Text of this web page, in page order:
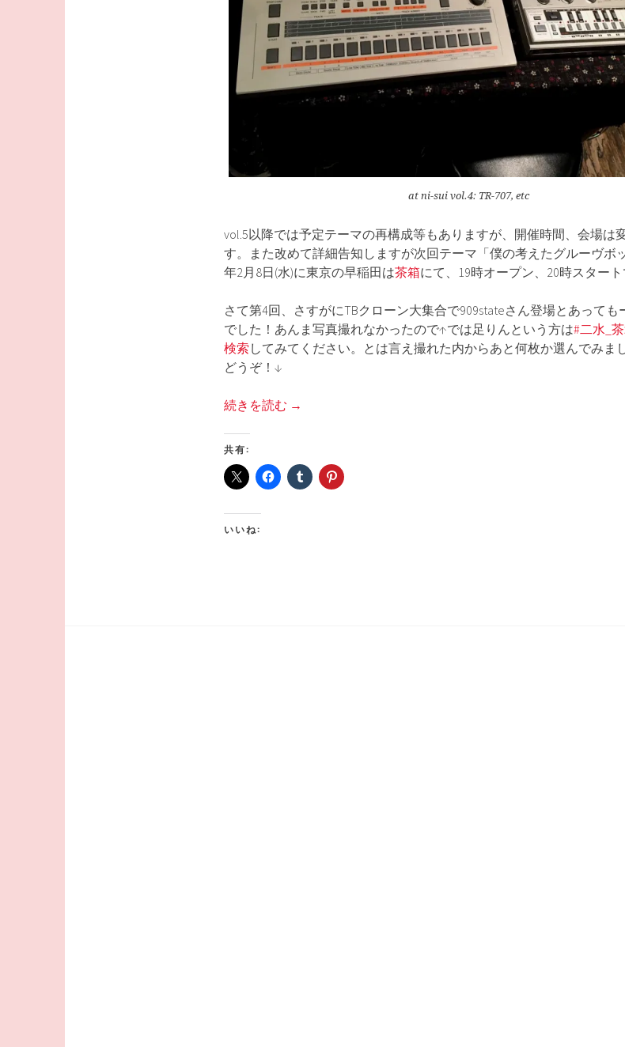
at ni-sui vol.4: TR-707, etc
vol.5以降では予定テーマの再構成等もありますが、開催時間、会場は
す。また改めて詳細告知しますが次回テーマ「僕の考えたグルーヴボ
年2月8日(水)に東京の早稲田は茶箱にて、19時オープン、20時スタート
さて第4回、さすがにTBクローン大集合で909stateさん登場とあっても
でした！あんま写真撮れなかったので↑では足りんという方は#二水_
検索 してみてください。とは言え撮れた内からあと何枚か選んでみま
どうぞ！↓
続きを読む →
共有:
いいね: